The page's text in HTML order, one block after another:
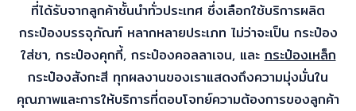
ที่ได้รับจากลูกค้าชั้นนำทั่วประเทศ ซึ่งเลือกใช้บริการผลิต
กระป๋องบรรจุภัณฑ์ หลากหลายประเภท ไม่ว่าจะเป็น กระป๋อง
ใส่ชา, กระป๋องคุกกี้, กระป๋องคอลลาเจน, และกระป๋องเหล็ก
กระป๋องสังกะสี ทุกผลงานของเราแสดงถึงความมุ่งมั่นใน
คุณภาพและการให้บริการที่ตอบโจทย์ความต้องการของลูกค้า